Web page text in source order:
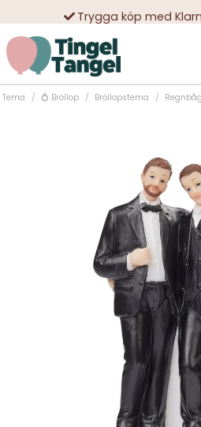
Trygga köp med
10 000-tals
Tema 💍 Bröllop Bröllopstema